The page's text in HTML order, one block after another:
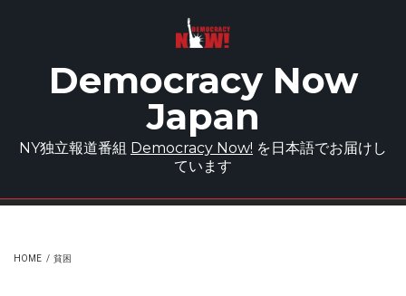
Democracy Now
Japan
NY独立報道番組 Democracy Now! を日本語でお届けし
ています
HOME / 貧困